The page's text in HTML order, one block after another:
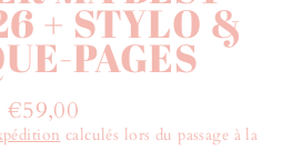
+ STYLO &
PAGES
Prix
régulier
€59,00
calculés lors du passage à la